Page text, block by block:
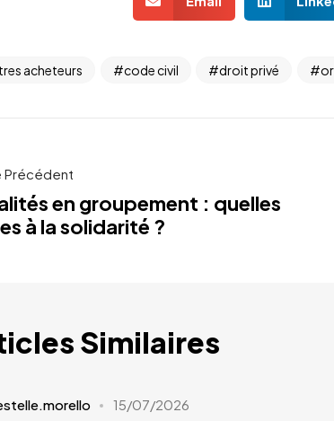
acheteurs code civil droit privé
Précédent
en groupement : quelles
à la solidarité ?
Similaires
15/07/2026